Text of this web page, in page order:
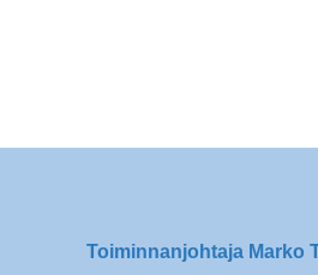
Toiminnanjohtaja Marko